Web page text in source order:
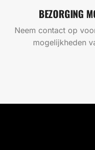
BEZORGING
Neem contact op
mogelijkheden